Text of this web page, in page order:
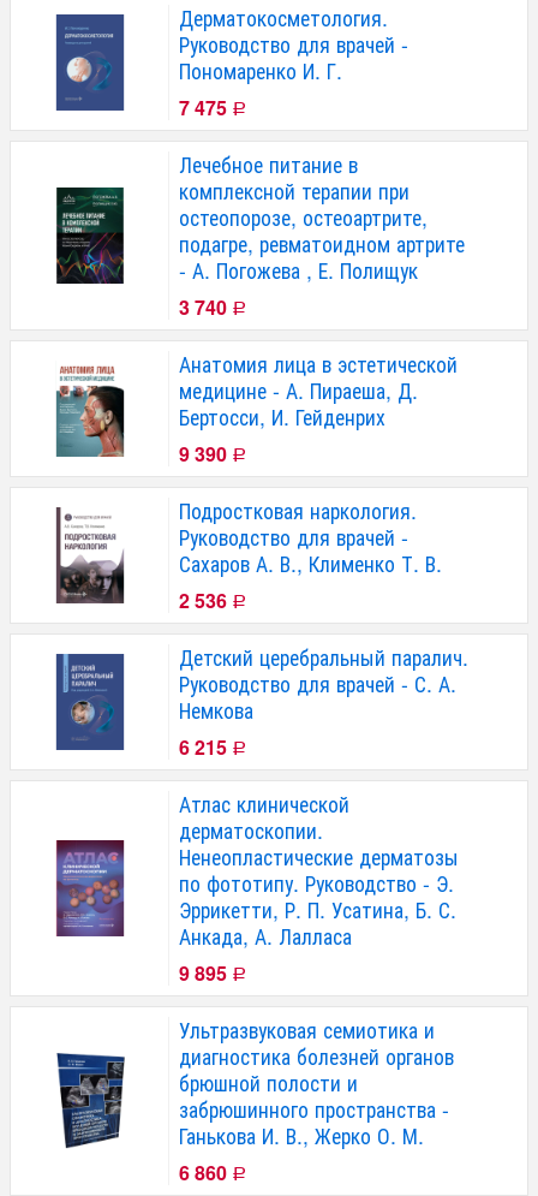
Дерматокосметология.
Руководство для врачей -
Пономаренко И. Г.
7 475 Р
Лечебное питание в
комплексной терапии при
остеопорозе, остеоартрите,
подагре, ревматоидном артрите
- А. Погожева , Е. Полищук
3 740 Р
Анатомия лица в эстетической
медицине - А. Пираеша, Д.
Бертосси, И. Гейденрих
9 390 Р
Подростковая наркология.
Руководство для врачей -
Сахаров А. В., Клименко Т. В.
2 536 Р
Детский церебральный паралич.
Руководство для врачей - С. А.
Немкова
6 215 Р
Атлас клинической
дерматоскопии.
Ненеопластические дерматозы
по фототипу. Руководство - Э.
Эррикетти, Р. П. Усатина, Б. С.
Анкада, А. Лалласа
9 895 Р
Ультразвуковая семиотика и
диагностика болезней органов
брюшной полости и
забрюшинного пространства -
Ганькова И. В., Жерко О. М.
6 860 Р